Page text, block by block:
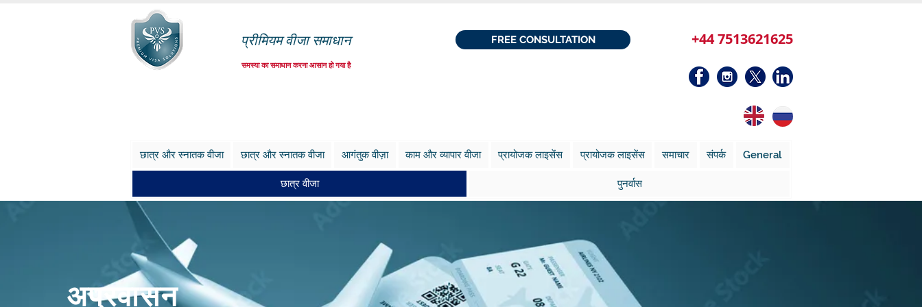
प्रीमियम वीजा समाधान
समस्या का समाधान करना आसान हो गया है
FREE CONSULTATION +44 7513621625
छात्र और स्नातक वीजा छात्र और स्नातक वीजा आगंतुक वीज़ा काम और व्यापार वीजा प्रायोजक लाइसेंस प्रायोजक लाइसेंस समाचार संपर्क General
छात्र वीजा पुनर्वास
अप्रवासन